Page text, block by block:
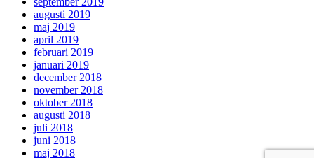
augusti 2019
maj 2019
april 2019
februari 2019
januari 2019
december 2018
november 2018
oktober 2018
augusti 2018
juli 2018
juni 2018
maj 2018